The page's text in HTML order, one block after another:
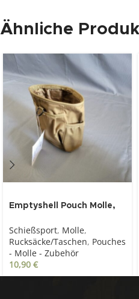
Ähnliche
Emptyshell Pouch Molle,
Schießsport, Molle,
Rucksäcke/Taschen, Pouches
- Molle - Zubehör
10,90 €